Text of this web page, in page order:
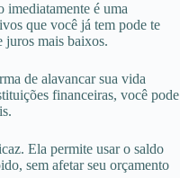
imediatamente é uma
que você já tem pode te
juros mais baixos.
de alavancar sua vida
financeiras, você pode
Ela permite usar o saldo
sem afetar seu orçamento